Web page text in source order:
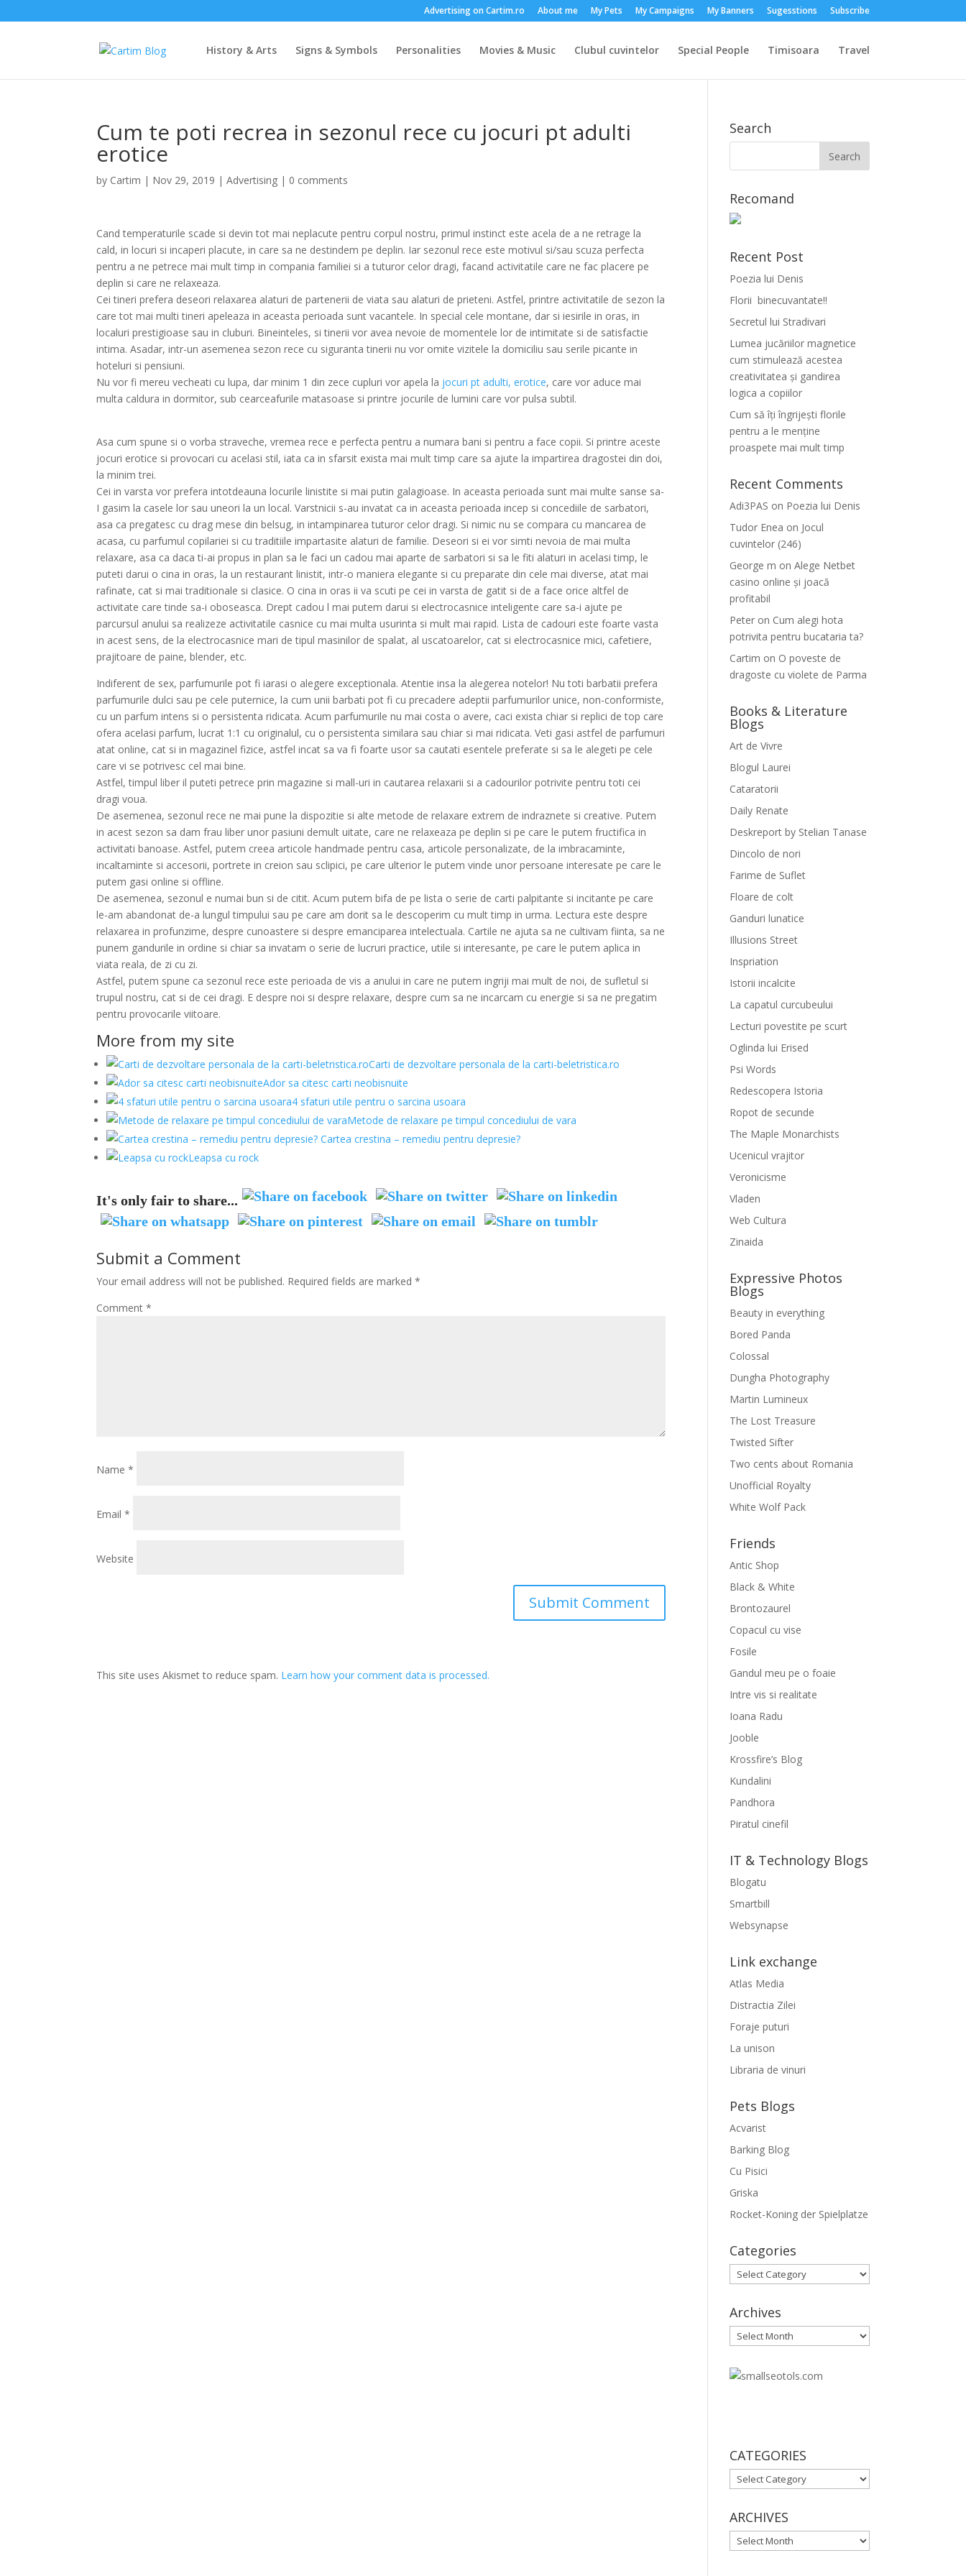
Advertising on Cartim.ro About me My Pets My Campaigns My Banners Sugesstions Subscribe
History & Arts Signs & Symbols Personalities Movies & Music Clubul cuvintelor Special People Timisoara Travel
Cum te poti recrea in sezonul rece cu jocuri pt adulti
erotice
by Cartim | Nov 29, 2019 |Advertising | 0 comments
Cand temperaturile scade si devin tot mai neplacute pentru corpul nostru, primul instinct este acela de a ne retrage la
cald, in locuri si incaperi placute, in care sa ne destindem pe deplin. Iar sezonul rece este motivul si/sau scuza perfecta
pentru a ne petrece mai mult timp in compania familiei si a tuturor celor dragi, facand activitatile care ne fac placere pe
deplin si care ne relaxeaza.
Cei tineri prefera deseori relaxarea alaturi de partenerii de viata sau alaturi de prieteni. Astfel, printre activitatile de sezon la
care tot mai multi tineri apeleaza in aceasta perioada sunt vacantele. In special cele montane, dar si iesirile in oras, in
localuri prestigioase sau in cluburi. Bineinteles, si tinerii vor avea nevoie de momentele lor de intimitate si de satisfactie
intima. Asadar, intr-un asemenea sezon rece cu siguranta tinerii nu vor omite vizitele la domiciliu sau serile picante in
hoteluri si pensiuni.
Nu vor fi mereu vecheati cu lupa, dar minim 1 din zece cupluri vor apela la jocuri pt adulti, erotice, care vor aduce mai
multa caldura in dormitor, sub cearceafurile matasoase si printre jocurile de lumini care vor pulsa subtil.
Asa cum spune si o vorba straveche, vremea rece e perfecta pentru a numara bani si pentru a face copii. Si printre aceste
jocuri erotice si provocari cu acelasi stil, iata ca in sfarsit exista mai mult timp care sa ajute la impartirea dragostei din doi,
la minim trei.
Cei in varsta vor prefera intotdeauna locurile linistite si mai putin galagioase. In aceasta perioada sunt mai multe sanse sa-
I gasim la casele lor sau uneori la un local. Varstnicii s-au invatat ca in aceasta perioada incep si concediile de sarbatori,
asa ca pregatesc cu drag mese din belsug, in intampinarea tuturor celor dragi. Si nimic nu se compara cu mancarea de
acasa, cu parfumul copilariei si cu traditiile impartasite alaturi de familie. Deseori si ei vor simti nevoia de mai multa
relaxare, asa ca daca ti-ai propus in plan sa le faci un cadou mai aparte de sarbatori si sa le fiti alaturi in acelasi timp, le
puteti darui o cina in oras, la un restaurant linistit, intr-o maniera elegante si cu preparate din cele mai diverse, atat mai
rafinate, cat si mai traditionale si clasice. O cina in oras ii va scuti pe cei in varsta de gatit si de a face orice altfel de
activitate care tinde sa-i oboseasca. Drept cadou l mai putem darui si electrocasnice inteligente care sa-i ajute pe
parcursul anului sa realizeze activitatile casnice cu mai multa usurinta si mult mai rapid. Lista de cadouri este foarte vasta
in acest sens, de la electrocasnice mari de tipul masinilor de spalat, al uscatoarelor, cat si electrocasnice mici, cafetiere,
prajitoare de paine, blender, etc.
Indiferent de sex, parfumurile pot fi iarasi o alegere exceptionala. Atentie insa la alegerea notelor! Nu toti barbatii prefera
parfumurile dulci sau pe cele puternice, la cum unii barbati pot fi cu precadere adeptii parfumurilor unice, non-conformiste,
cu un parfum intens si o persistenta ridicata. Acum parfumurile nu mai costa o avere, caci exista chiar si replici de top care
ofera acelasi parfum, lucrat 1:1 cu originalul, cu o persistenta similara sau chiar si mai ridicata. Veti gasi astfel de parfumuri
atat online, cat si in magazinel fizice, astfel incat sa va fi foarte usor sa cautati esentele preferate si sa le alegeti pe cele
care vi se potrivesc cel mai bine.
Astfel, timpul liber il puteti petrece prin magazine si mall-uri in cautarea relaxarii si a cadourilor potrivite pentru toti cei
dragi voua.
De asemenea, sezonul rece ne mai pune la dispozitie si alte metode de relaxare extrem de indraznete si creative. Putem
in acest sezon sa dam frau liber unor pasiuni demult uitate, care ne relaxeaza pe deplin si pe care le putem fructifica in
activitati banoase. Astfel, putem creea articole handmade pentru casa, articole personalizate, de la imbracaminte,
incaltaminte si accesorii, portrete in creion sau sclipici, pe care ulterior le putem vinde unor persoane interesate pe care le
putem gasi online si offline.
De asemenea, sezonul e numai bun si de citit. Acum putem bifa de pe lista o serie de carti palpitante si incitante pe care
le-am abandonat de-a lungul timpului sau pe care am dorit sa le descoperim cu mult timp in urma. Lectura este despre
relaxarea in profunzime, despre cunoastere si despre emanciparea intelectuala. Cartile ne ajuta sa ne cultivam fiinta, sa ne
punem gandurile in ordine si chiar sa invatam o serie de lucruri practice, utile si interesante, pe care le putem aplica in
viata reala, de zi cu zi.
Astfel, putem spune ca sezonul rece este perioada de vis a anului in care ne putem ingriji mai mult de noi, de sufletul si
trupul nostru, cat si de cei dragi. E despre noi si despre relaxare, despre cum sa ne incarcam cu energie si sa ne pregatim
pentru provocarile viitoare.
More from my site
Carti de dezvoltare personala de la carti-beletristica.ro
Ador sa citesc carti neobisnuite
4 sfaturi utile pentru o sarcina usoara
Metode de relaxare pe timpul concediului de vara
Cartea crestina – remediu pentru depresie?
Leapsa cu rock
It's only fair to share...
Submit a Comment
Your email address will not be published. Required fields are marked*
Comment*
Name*
Email*
Website
This site uses Akismet to reduce spam. Learn how your comment data is processed.
Search
Recomand
Recent Post
Poezia lui Denis
Florii binecuvantate!!
Secretul lui Stradivari
Lumea jucăriilor magnetice
cum stimulează acestea
creativitatea și gandirea
logica a copiilor
Cum să îți îngrijești florile
pentru a le menține
proaspete mai mult timp
Recent Comments
Adi3PAS on Poezia lui Denis
Tudor Enea on Jocul
cuvintelor (246)
George m onAlege Netbet
casino online și joacă
profitabil
Peter on Cum alegi hota
potrivita pentru bucataria ta?
Cartim on O poveste de
dragoste cu violete de Parma
Books & Literature
Blogs
Art de Vivre
Blogul Laurei
Cataratorii
Daily Renate
Deskreport by Stelian Tanase
Dincolo de nori
Farime de Suflet
Floare de colt
Ganduri lunatice
Illusions Street
Inspriation
Istorii incalcite
La capatul curcubeului
Lecturi povestite pe scurt
Oglinda lui Erised
Psi Words
Redescopera Istoria
Ropot de secunde
The Maple Monarchists
Ucenicul vrajitor
Veronicisme
Vladen
Web Cultura
Zinaida
Expressive Photos
Blogs
Beauty in everything
Bored Panda
Colossal
Dungha Photography
Martin Lumineux
The Lost Treasure
Twisted Sifter
Two cents about Romania
Unofficial Royalty
White Wolf Pack
Friends
Antic Shop
Black & White
Brontozaurel
Copacul cu vise
Fosile
Gandul meu pe o foaie
Intre vis si realitate
Ioana Radu
Jooble
Krossfire’s Blog
Kundalini
Pandhora
Piratul cinefil
IT & Technology Blogs
Blogatu
Smartbill
Websynapse
Link exchange
Atlas Media
Distractia Zilei
Foraje puturi
La unison
Libraria de vinuri
Pets Blogs
Acvarist
Barking Blog
Cu Pisici
Griska
Rocket-Koning der Spielplatze
Categories
Categories
Archives
Archives
CATEGORIES
CATEGORIES
ARCHIVES
ARCHIVES